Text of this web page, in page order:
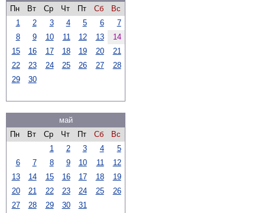
Пн
Вт Ср Чт Пт Сб
Вс
1
2 3 4 5 6
7
8
9 10 11 12 13
14
15
16 17 18 19 20
21
22
23 24 25 26 27
28
29
30
май
Пн
Вт Ср Чт Пт Сб
Вс
1
2 3 4
5
6
7 8 9 10 11
12
13
14 15 16 17 18
19
20
21 22 23 24 25
26
27
28 29 30 31